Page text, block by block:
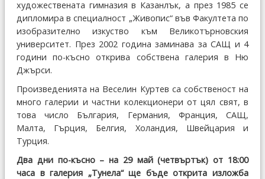
художествената гимназия в Казанлък, а през 1985 се
дипломира в специалност „Живопис“ във Факултета по
изобразително изкуство към Великотърновския
университет. През 2002 година заминава за САЩ и 4
години по-късно открива собствена галерия в Ню
Джърси.
Произведенията на Веселин Куртев са собственост на
много галерии и частни колекционери от цял свят, в
това число България, Германия, Франция, САЩ,
Малта, Гърция, Белгия, Холандия, Швейцария и
Турция.
Два дни по-късно – на 29 май (четвъртък) от 18:00
часа в галерия „Тунела“ ще бъде открита изложба